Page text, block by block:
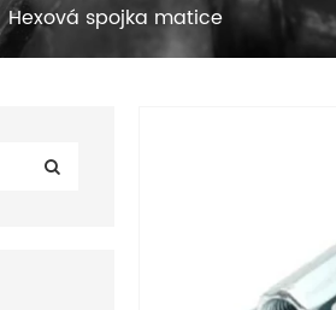
Hexová spojka matice